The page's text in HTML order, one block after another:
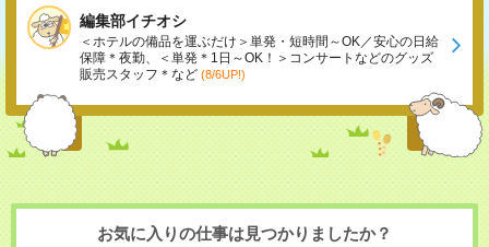
編集部イチオシ
＜ホテルの備品を運ぶだけ＞単発・短時間～OK／安心の日給
保障＊夜勤、＜単発＊1日～OK！＞コンサートなどのグッズ
販売スタッフ＊など (8/6UP!)
お気に入りの仕事は見つかりましたか？